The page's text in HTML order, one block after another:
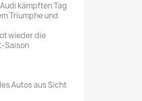
kämpften Tag
Triumphe und
wieder die
Saison
Autos aus Sicht